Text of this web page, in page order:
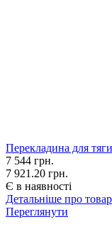
Перекладина для
7 544 грн.
7 921.20 грн.
Є в наявності
Детальніше про товар
Переглянути